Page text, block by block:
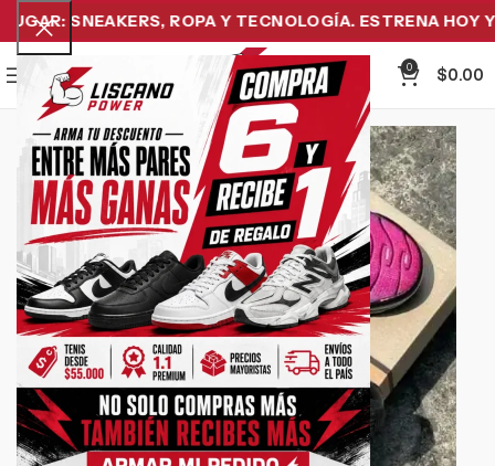
SNEAKERS, ROPA Y TECNOLOGÍA. ESTRENA HOY Y
Menu
0
$0.00
-26%